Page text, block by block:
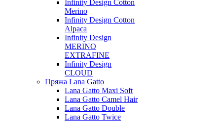
Infinity Design Cotton
Merino
Infinity Design Cotton
Alpaca
Infinity Design
MERINO
EXTRAFINE
Infinity Design
CLOUD
Пряжа Lana Gatto
Lana Gatto Maxi Soft
Lana Gatto Camel Hair
Lana Gatto Double
Lana Gatto Twice